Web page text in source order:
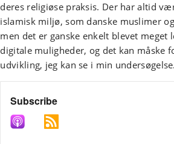
deres religiøse praksis. Der har altid
islamisk miljø, som danske muslimer
men det er ganske enkelt blevet meget
digitale muligheder, og det kan måske
udvikling, jeg kan se i min undersøgelse.